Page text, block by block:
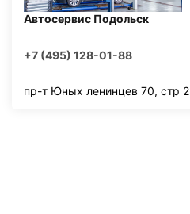
Автосервис Подольск
+7 (495) 128-01-88
пр-т Юных ленинцев 70, стр 2